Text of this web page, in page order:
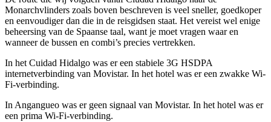
Monarchvlinders zoals boven beschreven is veel sneller, goedkoper
en eenvoudiger dan die in de reisgidsen staat. Het vereist wel enige
beheersing van de Spaanse taal, want je moet vragen waar en
wanneer de bussen en combi’s precies vertrekken.
In het Cuidad Hidalgo was er een stabiele 3G HSDPA
internetverbinding van Movistar. In het hotel was er een zwakke Wi-
Fi-verbinding.
In Angangueo was er geen signaal van Movistar. In het hotel was er
een prima Wi-Fi-verbinding.